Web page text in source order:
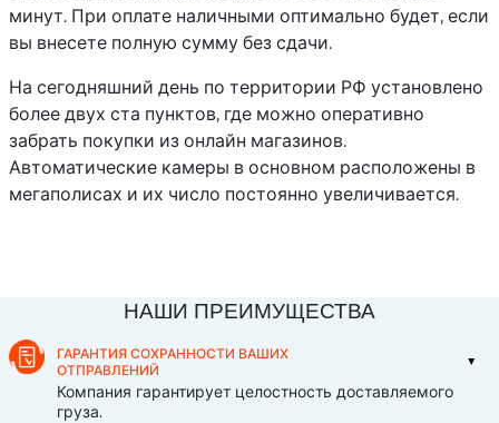
минут. При оплате наличными оптимально будет, если
вы внесете полную сумму без сдачи.
На сегодняшний день по территории РФ установлено
более двух ста пунктов, где можно оперативно
забрать покупки из онлайн магазинов.
Автоматические камеры в основном расположены в
мегаполисах и их число постоянно увеличивается.
НАШИ ПРЕИМУЩЕСТВА
ГАРАНТИЯ СОХРАННОСТИ ВАШИХ
ОТПРАВЛЕНИЙ
Компания гарантирует целостность доставляемого
груза.